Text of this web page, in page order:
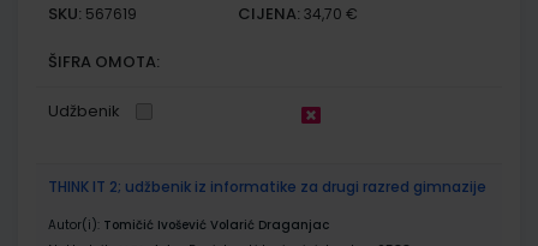
SKU: 567619 CIJENA: 34,70 €
ŠIFRA OMOTA:
Udžbenik
THINK IT 2; udžbenik iz informatike za drugi razred gimnazije
Autor(i): Tomičić Ivošević Volarić Draganjac